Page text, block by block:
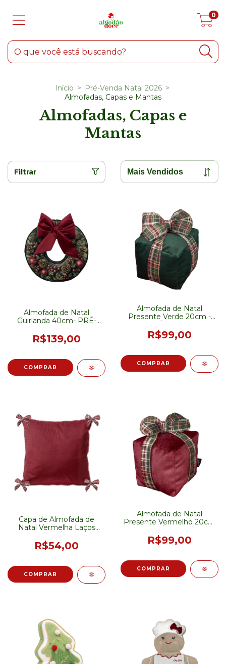
0
Início > Pré-Venda Natal 2026 >
Almofadas, Capas e Mantas
Almofadas, Capas e
Mantas
Filtrar
Almofada de Natal
Guirlanda 40cm- PRÉ-
R$139,00
Almofada de Natal
Presente Verde 20cm -
R$99,00
Capa de Almofada de
Natal Vermelha Laços
R$54,00
Almofada de Natal
Presente Vermelho 20cm
R$99,00